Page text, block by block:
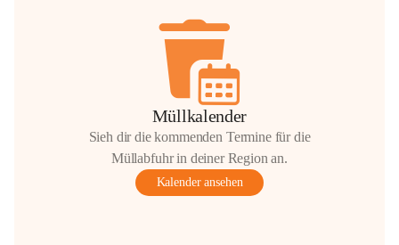
Müllkalender
Sieh dir die kommenden Termine für die
Müllabfuhr in deiner Region an.
Kalender ansehen